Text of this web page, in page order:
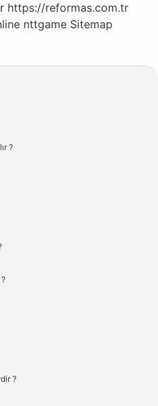
https://reformas.com.tr
nttgame Sitemap
?
?